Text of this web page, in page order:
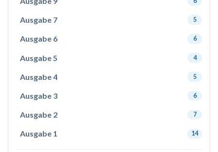
Ausgabe 7 5
Ausgabe 6 6
Ausgabe 5 4
Ausgabe 4 5
Ausgabe 3 6
Ausgabe 2 7
Ausgabe 1 14